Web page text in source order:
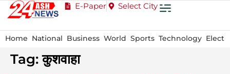
E-Paper Select City
Home National Business World Sports Technology
Tag:कुशवाहा